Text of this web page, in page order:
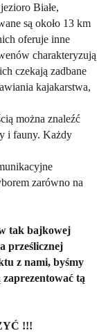
Białe,
są około 13 km
oferuje inne
charakteryzują
czekają zadbane
kajakarstwa,
można znaleźć
i fauny. Każdy
zarówno na
tak bajkowej
prześlicznej
z nami, byśmy
tą
Ć !!!